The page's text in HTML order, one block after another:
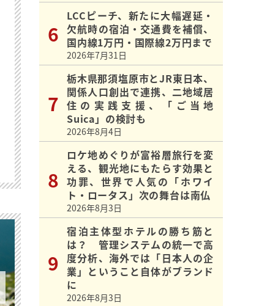
LCCピーチ、新たに大幅遅延・
欠航時の宿泊・交通費を補償、
国内線1万円・国際線2万円まで
2026年7月31日
栃木県那須塩原市とJR東日本、
関係人口創出で連携、二地域居
住の実践支援、「ご当地
Suica」の検討も
2026年8月4日
ロケ地めぐりが富裕層旅行を変
える、観光地にもたらす効果と
功罪、世界で人気の「ホワイ
ト・ロータス」次の舞台は南仏
2026年8月3日
宿泊主体型ホテルの勝ち筋と
は？ 管理システムの統一で高
度分析、海外では「日本人の企
業」ということ自体がブランド
に
2026年8月3日